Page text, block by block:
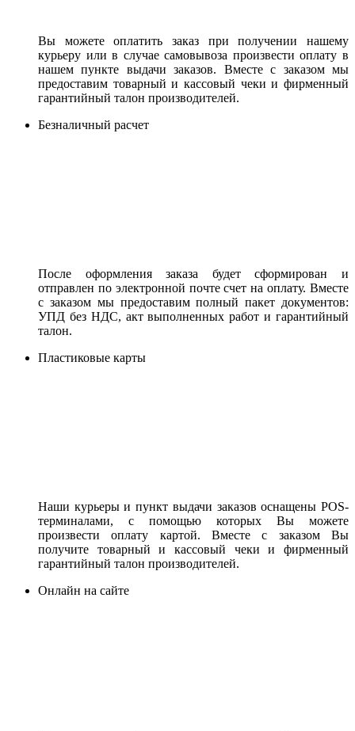
Вы можете оплатить заказ при получении нашему
курьеру или в случае самовывоза произвести оплату в
нашем пункте выдачи заказов. Вместе с заказом мы
предоставим товарный и кассовый чеки и фирменный
гарантийный талон производителей.
Безналичный расчет
После оформления заказа будет сформирован и
отправлен по электронной почте счет на оплату. Вместе
с заказом мы предоставим полный пакет документов:
УПД без НДС, акт выполненных работ и гарантийный
талон.
Пластиковые карты
Наши курьеры и пункт выдачи заказов оснащены POS-
терминалами, с помощью которых Вы можете
произвести оплату картой. Вместе с заказом Вы
получите товарный и кассовый чеки и фирменный
гарантийный талон производителей.
Онлайн на сайте